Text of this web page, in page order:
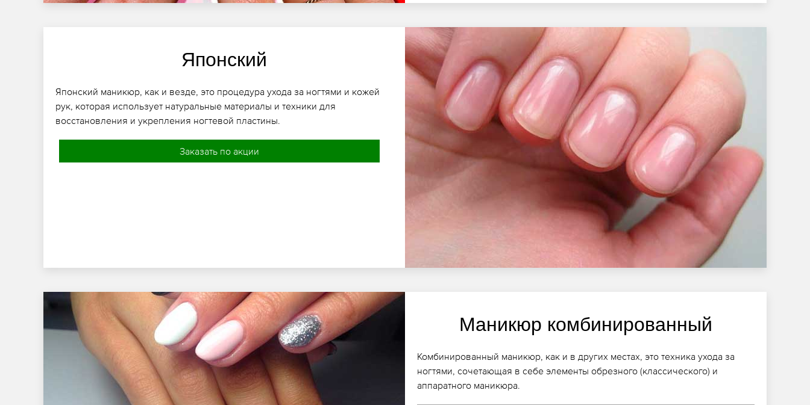
Японский
Японский маникюр, как и везде, это процедура ухода за ногтями и кожей
рук, которая использует натуральные материалы и техники для
восстановления и укрепления ногтевой пластины.
Заказать по акции
Маникюр комбинированный
Комбинированный маникюр, как и в других местах, это техника ухода за
ногтями, сочетающая в себе элементы обрезного (классического) и
аппаратного маникюра.